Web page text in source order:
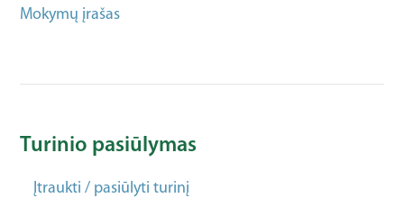
Mokymų įrašas
Turinio pasiūlymas
Įtraukti / pasiūlyti turinį